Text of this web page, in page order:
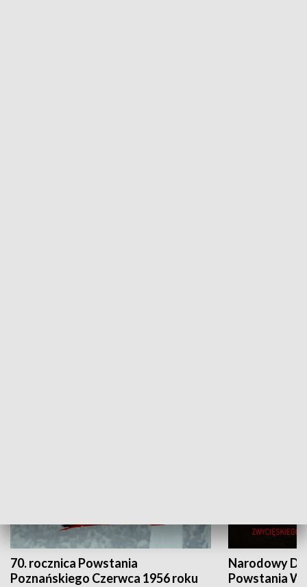
70. rocznica Powstania
Poznańskiego Czerwca 1956 roku
Narodowy
Powstania